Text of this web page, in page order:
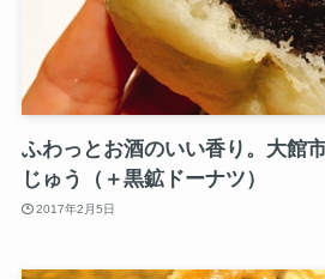
ふわっとお酒のいい香り。大館
じゅう（＋黒鉱ドーナツ）
2017年2月5日